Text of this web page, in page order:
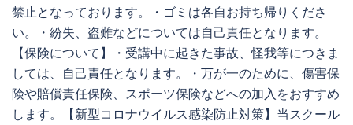
禁止となっております。・ゴミは各自お持ち帰りくださ
い。・紛失、盗難などについては自己責任となります。
【保険について】・受講中に起きた事故、怪我等につきま
しては、自己責任となります。・万が一のために、傷害保
険や賠償責任保険、スポーツ保険などへの加入をおすすめ
します。【新型コロナウイルス感染防止対策】当スクール